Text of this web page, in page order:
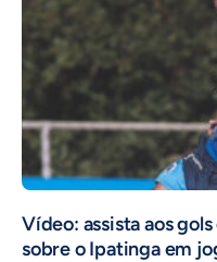
Vídeo: assista aos
sobre o Ipatinga em